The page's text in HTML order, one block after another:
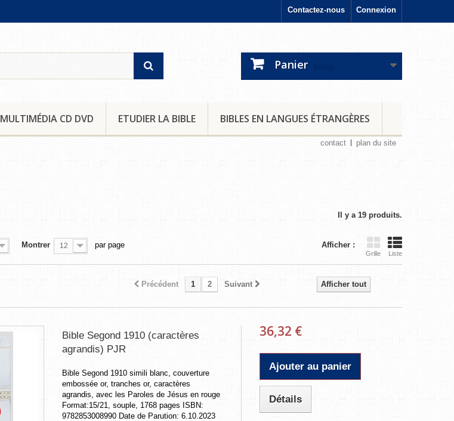
Connexion
Contactez-nous
Panier
MULTIMÉDIA CD DVD ETUDIER LA BIBLE BIBLES EN LANGUES ÉTRANGÈRES
contact plan du site
Il y a 19 produits.
Afficher :
Grille Liste
Montrer 12 par page
Afficher tout
Précédent 1 2 Suivant
Bible Segond 1910 (caractères
agrandis) PJR
Bible Segond 1910 simili blanc, couverture
embossée or, tranches or, caractères
agrandis, avec les Paroles de Jésus en rouge
Format:15/21, souple, 1768 pages ISBN:
9782853008990 Date de Parution: 6.10.2023
36,32 €
Ajouter au panier
Détails